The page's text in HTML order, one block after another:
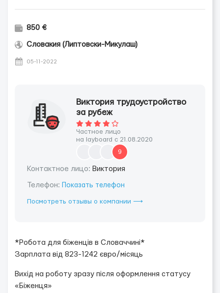
850 €
Словакия (Липтовски-Микулаш)
05-11-2022
Виктория трудоустройство
за рубеж
Частное лицо
на layboard с 21.08.2020
9
Контактное лицо: Виктория
Телефон: Показать телефон
Посмотреть отзывы о компании ⟶
*Робота для біженців в Словаччині*
Зарплата від 823-1242 євро/місяць
Вихід на роботу зразу після оформлення статусу
«Біженця»